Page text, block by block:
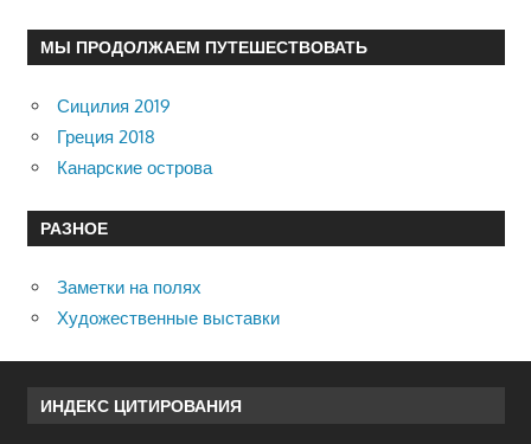
МЫ ПРОДОЛЖАЕМ ПУТЕШЕСТВОВАТЬ
Сицилия 2019
Греция 2018
Канарские острова
РАЗНОЕ
Заметки на полях
Художественные выставки
ИНДЕКС ЦИТИРОВАНИЯ